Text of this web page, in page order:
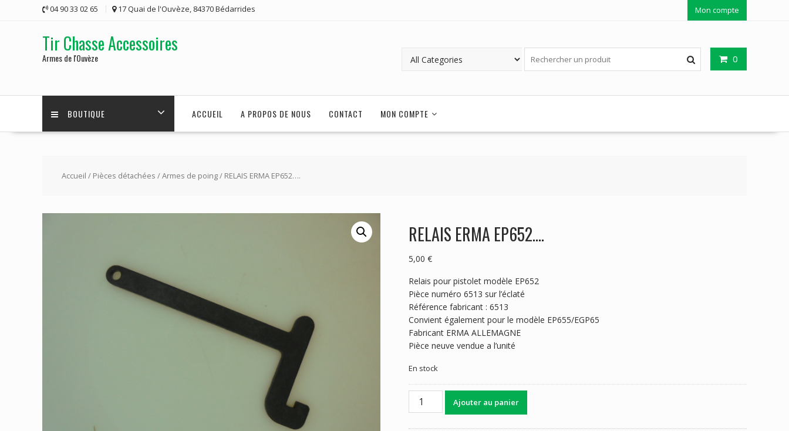
04 90 33 02 65 17 Quai de l'Ouvèze, 84370 Bédarrides Mon compte
Tir Chasse Accessoires
Armes de l'Ouvèze 0
BOUTIQUE ACCUEIL A PROPOS DE NOUS CONTACT MON COMPTE
Accueil / Pièces détachées /Armes de poing/ RELAIS ERMA EP652….
RELAIS ERMA EP652….
5,00 €
Relais pour pistolet modèle EP652
Pièce numéro 6513 sur l’éclaté
Référence fabricant : 6513
Convient également pour le modèle EP655/EGP65
Fabricant ERMA ALLEMAGNE
Pièce neuve vendue a l’unité
En stock
quantité
Ajouter au panier